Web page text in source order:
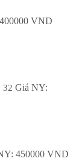
VND
32 Giá NY:
450000 VND